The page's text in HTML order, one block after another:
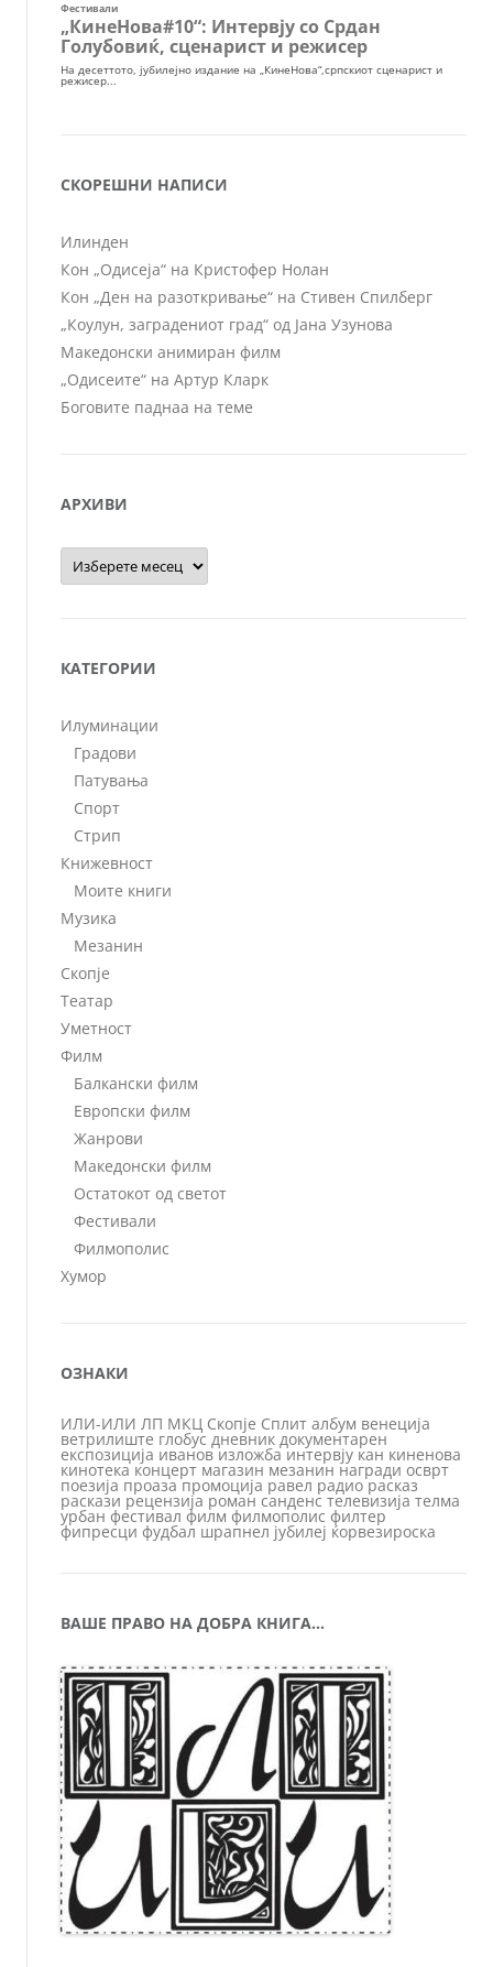
СКОРЕШНИ НАПИСИ
Илинден
Кон „Одисеја“ на Кристофер Нолан
Кон „Ден на разоткривање“ на Стивен Спилберг
„Коулун, заградениот град“ од Јана Узунова
Македонски анимиран филм
„Одисеите“ на Артур Кларк
Боговите паднаа на теме
АРХИВИ
Архиви
КАТЕГОРИИ
Илуминации
Градови
Патувања
Спорт
Стрип
Книжевност
Моите книги
Музика
Мезанин
Скопје
Театар
Уметност
Филм
Балкански филм
Европски филм
Жанрови
Македонски филм
Остатокот од светот
Фестивали
Филмополис
Хумор
ОЗНАКИ
ИЛИ-ИЛИ ЛП МКЦ Скопје Сплит албум венеција
ветрилиште глобус дневник документарен
експозиција иванов изложба интервју кан киненова
кинотека концерт магазин мезанин награди осврт
поезија проаза промоција равел радио расказ
раскази рецензија роман санденс телевизија телма
урбан фестивал филм филмополис филтер
фипресци фудбал шрапнел јубилеј ќорвезироска
ВАШЕ ПРАВО НА ДОБРА КНИГА…